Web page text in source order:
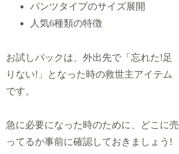
パンツタイプのサイズ展開
人気6種類の特徴
お試しパックは、外出先で「忘れた!足
りない!」となった時の救世主アイテム
です。
急に必要になった時のために、どこに売
ってるか事前に確認しておきましょう!